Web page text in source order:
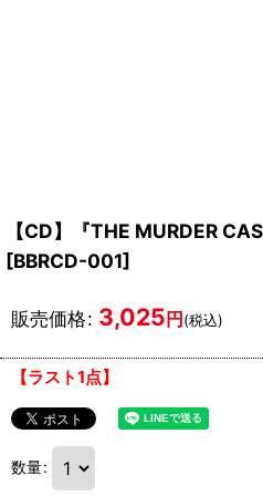
【CD】『THE MURDER
[BBRCD-001]
販売価格: 3,025 円 (税込)
【ラスト1点】
数量: